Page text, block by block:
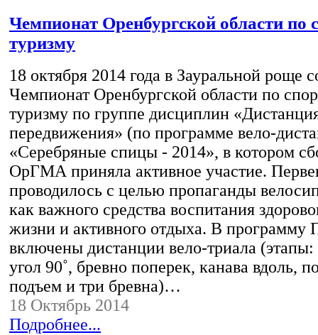
Чемпионат Оренбургской области по
туризму
18 октября 2014 года в Зауральной роще
Чемпионат Оренбургской области по
туризму по группе дисциплин
передвижения» (по программе вело-
«Серебряные спицы - 2014», в котором
ОрГМА приняла активное участие.
проводилось с целью пропаганды
как важного средства воспитания
жизни и активного отдыха. В программу
включены дистанции вело-триала (этапы:
угол 90˚, бревно поперек, канава вдоль,
подъем и три бревна)…
18 Октябрь 2014
Подробнее...